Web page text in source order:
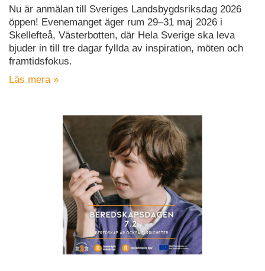
Nu är anmälan till Sveriges Landsbygdsriksdag 2026
öppen! Evenemanget äger rum 29–31 maj 2026 i
Skellefteå, Västerbotten, där Hela Sverige ska leva
bjuder in till tre dagar fyllda av inspiration, möten och
framtidsfokus.
Läs mera »